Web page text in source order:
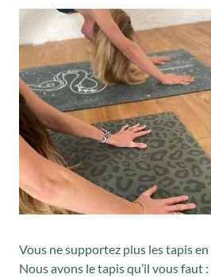
Vous ne supportez plus les tapis en
Nous avons le tapis qu’il vous faut :